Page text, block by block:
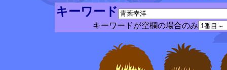
キーワード
キーワードが空欄の場合のみ